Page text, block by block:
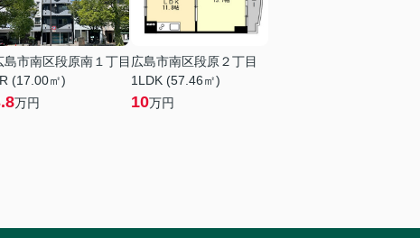
島市南区段原南１丁目
(17.00㎡)
万円
広島市南区段原２丁目
1LDK (57.46㎡)
10万円